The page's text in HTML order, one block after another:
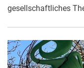
gesellschaftliches